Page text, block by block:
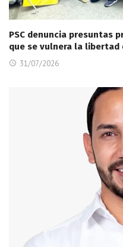
PSC denuncia presuntas
que se vulnera la
31/07/2026